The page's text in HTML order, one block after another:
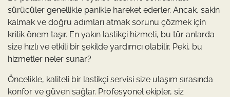
sürücüler genellikle panikle hareket ederler. Ancak, sakin
kalmak ve doğru adımları atmak sorunu çözmek için
kritik önem taşır. En yakın lastikçi hizmeti, bu tür anlarda
size hızlı ve etkili bir şekilde yardımcı olabilir. Peki, bu
hizmetler neler sunar?
Öncelikle, kaliteli bir lastikçi servisi size ulaşım sırasında
konfor ve güven sağlar. Profesyonel ekipler, siz